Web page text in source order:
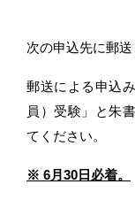
次の申込先に郵送
郵送による申込
員）受験」と朱書
てください。
※ 6月30日必着。